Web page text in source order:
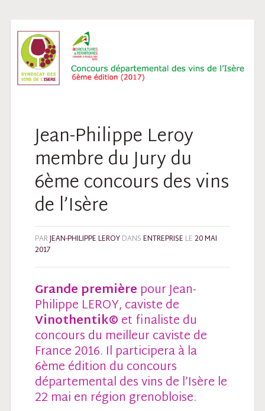
Jean-Philippe Leroy
membre du Jury du
6ème concours des vins
de l’Isère
PARJEAN-PHILIPPE LEROYDANSENTREPRISE LE20 MAI
2017
Grande première pour Jean-
Philippe LEROY, caviste de
Vinothentik©et finaliste du
concours du meilleur caviste de
France 2016. Il participera à la
6ème édition du concours
départemental des vins de l’Isère le
22 mai en région grenobloise.